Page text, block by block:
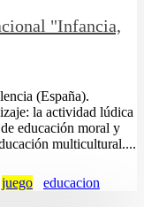
"Infancia,
(España).
la actividad lúdica
educación moral y
multicultural....
juego educacion